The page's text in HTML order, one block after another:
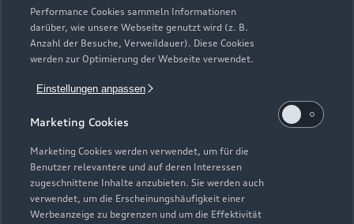
Performance Cookies sammeln Informationen
darüber, wie unsere Webseite genutzt wird (z. B.
Anzahl der Besuche, Verweildauer). Diese Cookies
werden zur Optimierung der Webseite verwendet.
Einstellungen anpassen
Marketing Cookies
Marketing Cookies werden verwendet, um für die
Benutzer relevantere und auf deren Interessen
zugeschnittene Inhalte anzubieten. Sie werden auch
verwendet, um die Erscheinungshäufigkeit einer
Werbeanzeige zu begrenzen und um die Effektivität
Elektromodelle
Plug-in-Hybride
Neuwagensuche
Gebrauchtwagensuche
Geschäftskunden
Service & Zubehör
Saisonale Angebote
Audi Services
Garantie
Audi digital services
myAudi
Support
Audi Code
Häufige Fragen (FAQ)
Über Audi
Unternehmen
Karriere
Investor Relations